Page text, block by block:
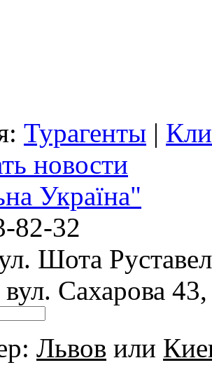
Турагенты |
новости
Україна"
82-32
Шота
Сахарова
Львов или